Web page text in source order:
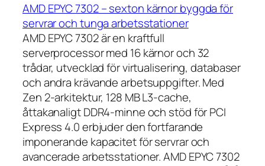
AMD EPYC 7302 – sexton kärnor byggda för
servrar och tunga arbetsstationer
AMD EPYC 7302 är en kraftfull
serverprocessor med 16 kärnor och 32
trådar, utvecklad för virtualisering, databaser
och andra krävande arbetsuppgifter. Med
Zen 2-arkitektur, 128 MB L3-cache,
åttakanaligt DDR4-minne och stöd för PCI
Express 4.0 erbjuder den fortfarande
imponerande kapacitet för servrar och
avancerade arbetsstationer. AMD EPYC 7302